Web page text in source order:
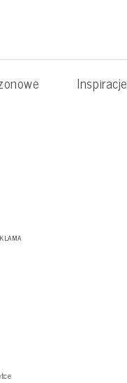
Inspiracje